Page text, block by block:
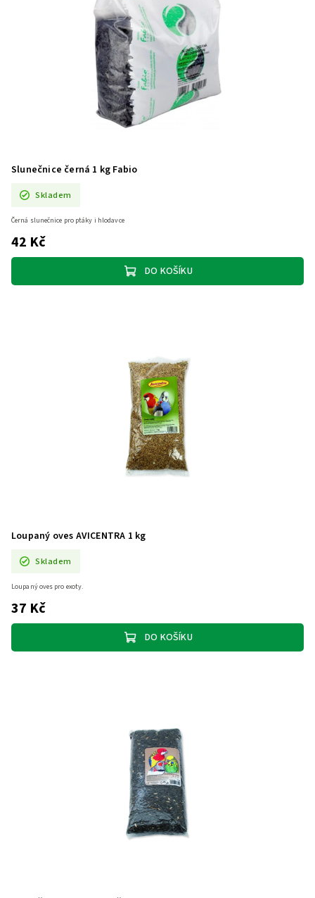
Slunečnice černá 1 kg Fabio
Skladem
42 Kč
DO KOŠÍKU
Černá slunečnice pro ptáky i hlodavce
Loupaný oves AVICENTRA 1 kg
Skladem
37 Kč
DO KOŠÍKU
Loupaný oves pro exoty.